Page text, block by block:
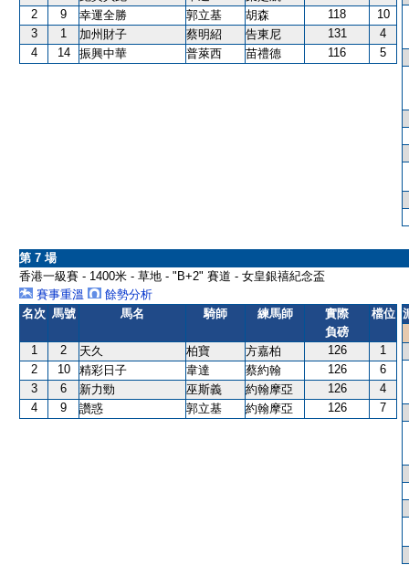
2
9 幸運全勝 郭立基 胡森 118
10
3
1 加州財子 蔡明紹 告東尼 131
4
4
14 振興中華 普萊西 苗禮德 116 5
第 7 場
香港一級賽 - 1400米 - 草地 - "B+2" 賽道 - 女皇銀禧紀念盃
賽事重溫
餘勢分析
名次 馬號 馬名 騎師 練馬師
實際
負磅
檔位
1 2 天久 柏寶 方嘉柏 126
1
2
10 精彩日子 韋達 蔡約翰 126
6
3
6 新力勁 巫斯義 約翰摩亞 126
4
4
9 讚惑 郭立基 約翰摩亞 126 7